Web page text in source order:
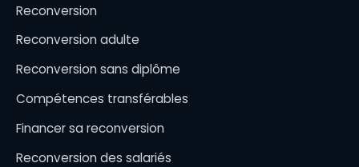
Reconversion
Reconversion adulte
Reconversion sans diplôme
Compétences transférables
Financer sa reconversion
Reconversion des salariés